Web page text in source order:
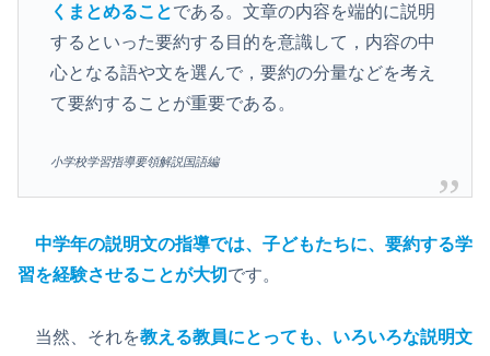
くまとめることである。文章の内容を端的に説明
するといった要約する目的を意識して，内容の中
心となる語や文を選んで，要約の分量などを考え
て要約することが重要である。
小学校学習指導要領解説国語編
中学年の説明文の指導では、子どもたちに、要約する学
習を経験させることが大切です。
当然、それを教える教員にとっても、いろいろな説明文